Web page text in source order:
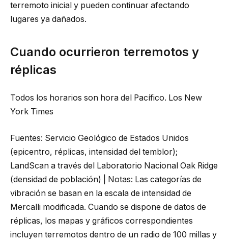
terremoto inicial y pueden continuar afectando
lugares ya dañados.
Cuando ocurrieron terremotos y
réplicas
Todos los horarios son hora del Pacífico. Los New
York Times
Fuentes: Servicio Geológico de Estados Unidos
(epicentro, réplicas, intensidad del temblor);
LandScan a través del Laboratorio Nacional Oak Ridge
(densidad de población) | Notas: Las categorías de
vibración se basan en la escala de intensidad de
Mercalli modificada. Cuando se dispone de datos de
réplicas, los mapas y gráficos correspondientes
incluyen terremotos dentro de un radio de 100 millas y